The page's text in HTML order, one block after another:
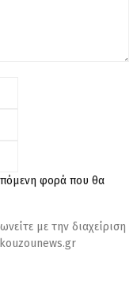
φορά που θα
με την διαχείριση